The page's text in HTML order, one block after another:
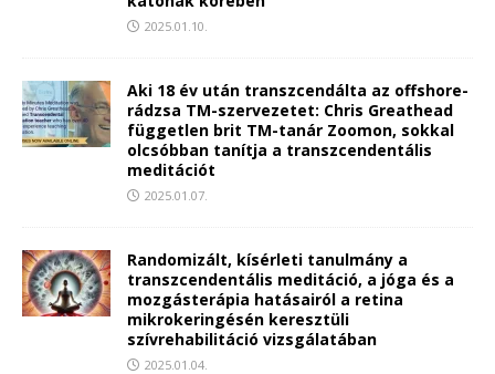
2025.01.10.
Aki 18 év után transzcendálta az offshore-
rádzsa TM-szervezetet: Chris Greathead
független brit TM-tanár Zoomon, sokkal
olcsóbban tanítja a transzcendentális
meditációt
2025.01.07.
Randomizált, kísérleti tanulmány a
transzcendentális meditáció, a jóga és a
mozgásterápia hatásairól a retina
mikrokeringésén keresztüli
szívrehabilitáció vizsgálatában
2025.01.04.